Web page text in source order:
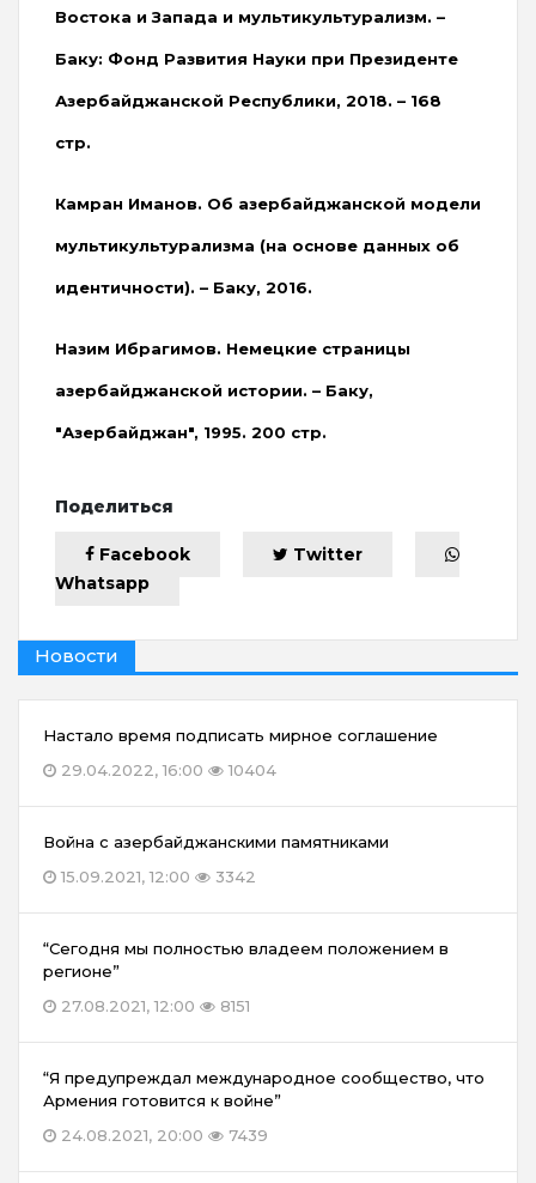
Востока и Запада и мультикультурализм. –
Баку: Фонд Развития Науки при Президенте
Азербайджанской Республики, 2018. – 168
стр.
Камран Иманов. Об азербайджанской модели
мультикультурализма (на основе данных об
идентичности). – Баку, 2016.
Назим Ибрагимов. Немецкие страницы
азербайджанской истории. – Баку,
"Азербайджан", 1995. 200 стр.
Поделиться
Facebook
Twitter
Whatsapp
Новости
Настало время подписать мирное соглашение
29.04.2022, 16:00
10404
Война с азербайджанскими памятниками
15.09.2021, 12:00
3342
“Сегодня мы полностью владеем положением в
регионе”
27.08.2021, 12:00
8151
“Я предупреждал международное сообщество, что
Армения готовится к войне”
24.08.2021, 20:00
7439